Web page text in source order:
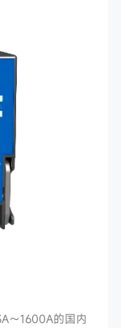
～1600A的国内